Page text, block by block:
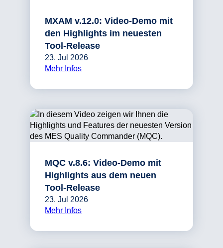
MXAM v.12.0: Video-Demo mit
den Highlights im neuesten
Tool-Release
23. Jul 2026
Mehr Infos
MQC v.8.6: Video-Demo mit
Highlights aus dem neuen
Tool-Release
23. Jul 2026
Mehr Infos